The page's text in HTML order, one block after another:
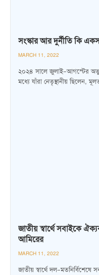
সংস্কার আর দুর্নীতি কি
MARCH 11, 2022
২০২৪ সালে জুলাই–আগস্টের
মধ্যে যাঁরা নেতৃস্থানীয় ছিলেন,
জাতীয় স্বার্থে সবাইকে
আমিরের
MARCH 11, 2022
জাতীয় স্বার্থে দল–মতনির্বিশেষে